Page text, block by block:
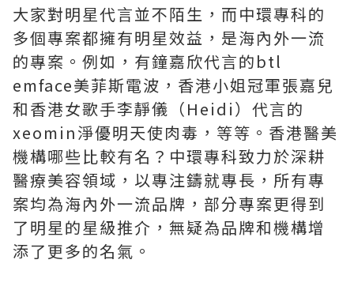
大家對明星代言並不陌生，而中環專科的
多個專案都擁有明星效益，是海內外一流
的專案。例如，有鐘嘉欣代言的btl
emface美菲斯電波，香港小姐冠軍張嘉兒
和香港女歌手李靜儀（Heidi）代言的
xeomin淨優明天使肉毒，等等。香港醫美
機構哪些比較有名？中環專科致力於深耕
醫療美容領域，以專注鑄就專長，所有專
案均為海內外一流品牌，部分專案更得到
了明星的星級推介，無疑為品牌和機構增
添了更多的名氣。